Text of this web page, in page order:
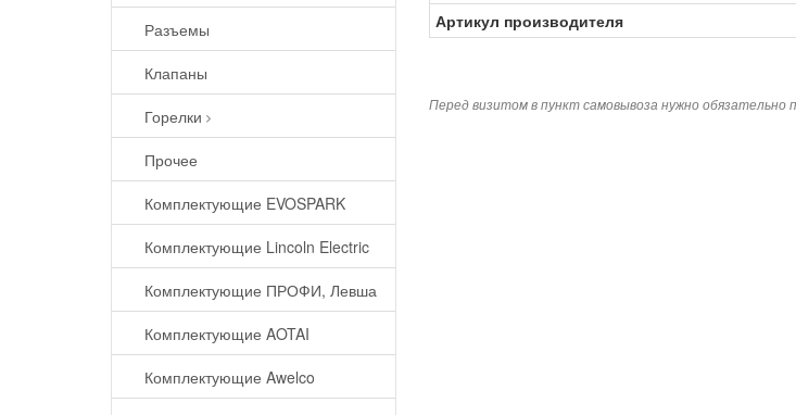
Разъемы
Клапаны
Горелки
Прочее
Комплектующие EVOSPARK
Комплектующие Lincoln Electric
Комплектующие ПРОФИ, Левша
Комплектующие AOTAI
Комплектующие Awelco
Артикул производителя
Перед визитом в пункт самовывоза нужно